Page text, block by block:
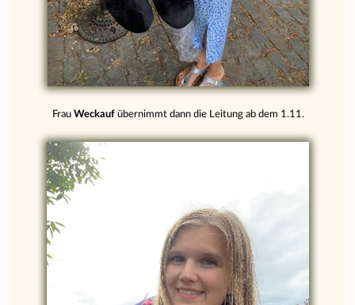
Frau Weckaufübernimmt dann die Leitung ab dem 1.11.